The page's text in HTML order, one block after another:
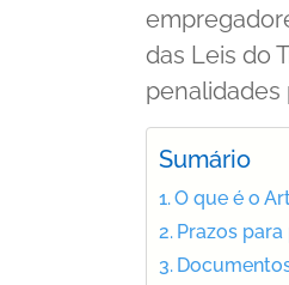
das Leis do
penalidades
Sumário
O que é o
Prazos